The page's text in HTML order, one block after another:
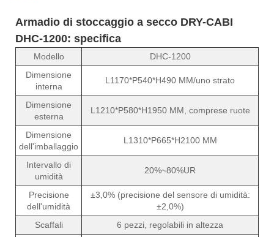
Armadio di stoccaggio a secco DRY-CABI
DHC-1200: specifica
Modello
DHC-1200
Dimensione
interna
L1170*P540*H490 MM/uno strato
Dimensione
esterna
L1210*P580*H1950 MM, comprese ruote
Dimensione
dell'imballaggio
L1310*P665*H2100 MM
Intervallo di
umidità
20%~80%UR
Precisione
dell'umidità
±3,0% (precisione del sensore di umidità:
±2,0%)
Scaffali
6 pezzi, regolabili in altezza